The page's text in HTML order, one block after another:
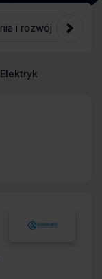
i rozwój